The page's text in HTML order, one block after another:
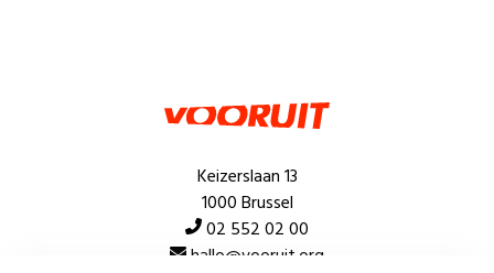
Keizerslaan 13
1000 Brussel
02 552 02 00
hallo@vooruit.org